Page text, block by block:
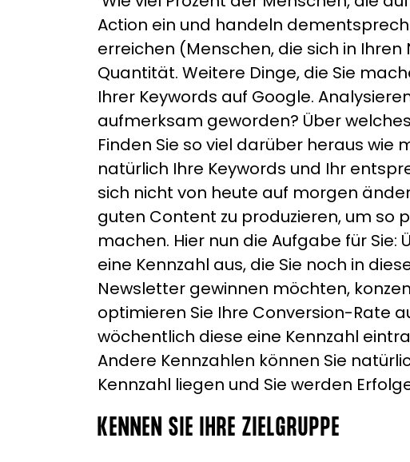
Action ein und handeln
erreichen (Menschen, die sich in
Quantität. Weitere Dinge, die Sie
Ihrer Keywords auf Google.
aufmerksam geworden? Über
Finden Sie so viel darüber heraus wie
natürlich Ihre Keywords und Ihr
sich nicht von heute auf morgen
guten Content zu produzieren, um so
machen. Hier nun die Aufgabe für Sie:
eine Kennzahl aus, die Sie noch in
Newsletter gewinnen möchten,
optimieren Sie Ihre Conversion-Rate
wöchentlich diese eine Kennzahl
Andere Kennzahlen können Sie
Kennzahl liegen und Sie werden
KENNEN SIE IHRE ZIELGRUPPE